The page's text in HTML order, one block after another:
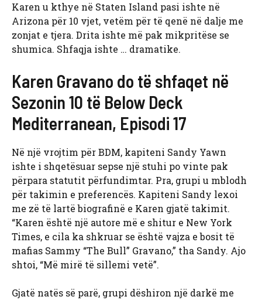
Karen u kthye në Staten Island pasi ishte në
Arizona për 10 vjet, vetëm për të qenë në dalje me
zonjat e tjera. Drita ishte më pak mikpritëse se
shumica. Shfaqja ishte … dramatike.
Karen Gravano do të shfaqet në
Sezonin 10 të Below Deck
Mediterranean, Episodi 17
Në një vrojtim për BDM, kapiteni Sandy Yawn
ishte i shqetësuar sepse një stuhi po vinte pak
përpara statutit përfundimtar. Pra, grupi u mblodh
për takimin e preferencës. Kapiteni Sandy lexoi
me zë të lartë biografinë e Karen gjatë takimit.
“Karen është një autore më e shitur e New York
Times, e cila ka shkruar se është vajza e bosit të
mafias Sammy “The Bull” Gravano,” tha Sandy. Ajo
shtoi, “Më mirë të sillemi vetë”.
Gjatë natës së parë, grupi dëshiron një darkë me